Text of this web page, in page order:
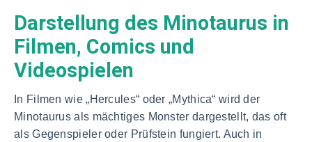
Darstellung des Minotaurus in
Filmen, Comics und
Videospielen
In Filmen wie „Hercules“ oder „Mythica“ wird der
Minotaurus als mächtiges Monster dargestellt, das oft
als Gegenspieler oder Prüfstein fungiert. Auch in